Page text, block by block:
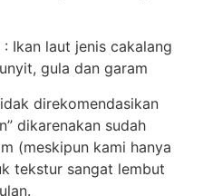
Ikan laut jenis cakalang
gula dan garam
direkomendasikan
dikarenakan sudah
(meskipun kami hanya
tekstur sangat lembut